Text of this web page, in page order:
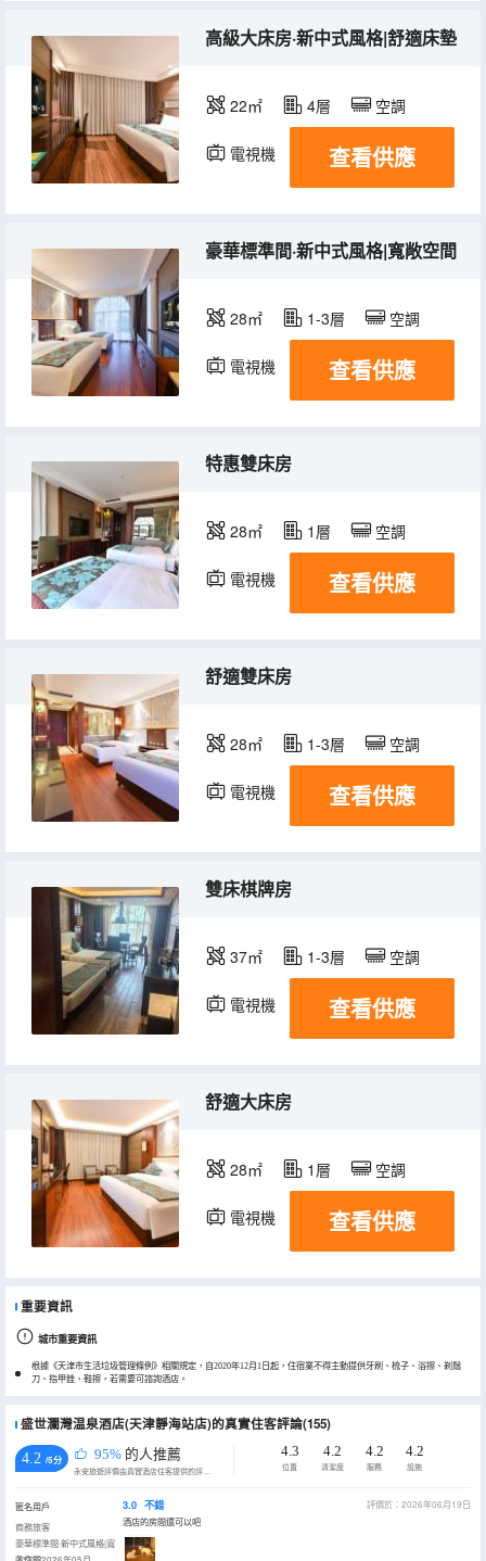
高級大床房·新中式風格|舒適床墊
22㎡ 4層 空調
電視機 查看供應
豪華標準間·新中式風格|寬敞空間
28㎡ 1-3層 空調
電視機 查看供應
特惠雙床房
28㎡ 1層 空調
電視機 查看供應
舒適雙床房
28㎡ 1-3層 空調
電視機 查看供應
雙床棋牌房
37㎡ 1-3層 空調
電視機 查看供應
舒適大床房
28㎡ 1層 空調
電視機 查看供應
重要資訊
城市重要資訊
根據《天津市生活垃圾管理條例》相關規定，自2020年12月1日起，住宿業不得主動提供牙刷、梳子、浴擦、剃鬚
刀、指甲銼、鞋擦，若需要可諮詢酒店。
盛世瀾灣温泉酒店(天津靜海站店)的真實住客評論(155)
4.2 /5分 95% 的人推薦
永安旅遊評價由真實酒店住客提供的評價。
4.3
位置
4.2
清潔度
4.2
服務
4.2
設施
匿名用戶
商務旅客
豪華標準間·新中式風格|寬
3.0 不錯
評價於：2026年06月19日
酒店的房間還可以吧